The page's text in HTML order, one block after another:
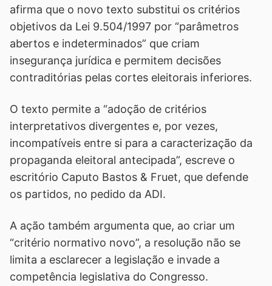
afirma que o novo texto substitui os critérios
objetivos da Lei 9.504/1997 por “parâmetros
abertos e indeterminados” que criam
insegurança jurídica e permitem decisões
contraditórias pelas cortes eleitorais inferiores.
O texto permite a “adoção de critérios
interpretativos divergentes e, por vezes,
incompatíveis entre si para a caracterização da
propaganda eleitoral antecipada”, escreve o
escritório Caputo Bastos & Fruet, que defende
os partidos, no pedido da ADI.
A ação também argumenta que, ao criar um
“critério normativo novo”, a resolução não se
limita a esclarecer a legislação e invade a
competência legislativa do Congresso.